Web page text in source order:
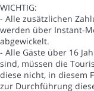
WICHTIG:
- Alle zusätzlichen
werden über Instant-
abgewickelt.
- Alle Gäste über 16
sind, müssen die
diese nicht, in diesem
zur Durchführung